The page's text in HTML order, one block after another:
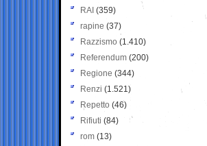
RAI (359)
rapine (37)
Razzismo (1.410)
Referendum (200)
Regione (344)
Renzi (1.521)
Repetto (46)
Rifiuti (84)
rom (13)